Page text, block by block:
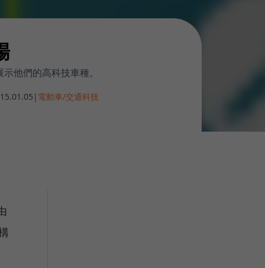
他們的高科技車種。
| 電動車/交通科技